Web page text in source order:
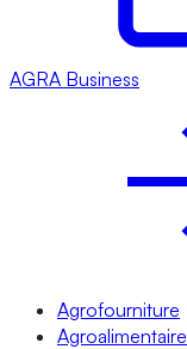
AGRA Business
Agrofourniture
Agroalimentaire